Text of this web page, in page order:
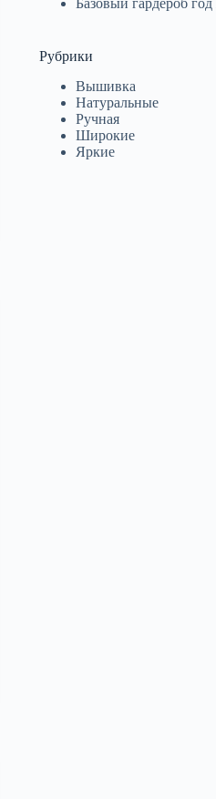
Рубрики
Вышивка
Натуральные
Ручная
Широкие
Яркие